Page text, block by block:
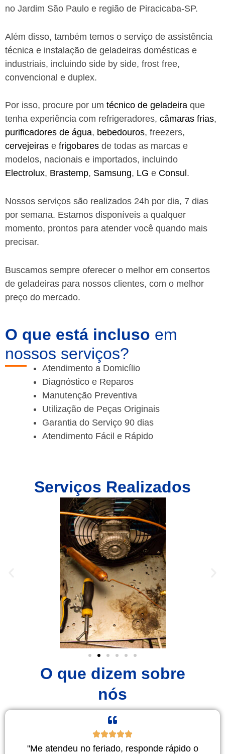
no Jardim São Paulo e região de Piracicaba-SP.
Além disso, também temos o serviço de assistência
técnica e instalação de geladeiras domésticas e
industriais, incluindo side by side, frost free,
convencional e duplex.
Por isso, procure por um técnico de geladeira que
tenha experiência com refrigeradores, câmaras frias,
purificadores de água, bebedouros, freezers,
cervejeiras e frigobares de todas as marcas e
modelos, nacionais e importados, incluindo
Electrolux, Brastemp, Samsung, LG e Consul .
Nossos serviços são realizados 24h por dia, 7 dias
por semana. Estamos disponíveis a qualquer
momento, prontos para atender você quando mais
precisar.
Buscamos sempre oferecer o melhor em consertos
de geladeiras para nossos clientes, com o melhor
preço do mercado.
O que está incluso em
nossos serviços?
Atendimento a Domicílio
Diagnóstico e Reparos
Manutenção Preventiva
Utilização de Peças Originais
Garantia do Serviço 90 dias
Atendimento Fácil e Rápido
Serviços Realizados
O que dizem sobre
nós
"Me atendeu no feriado, responde rápido o